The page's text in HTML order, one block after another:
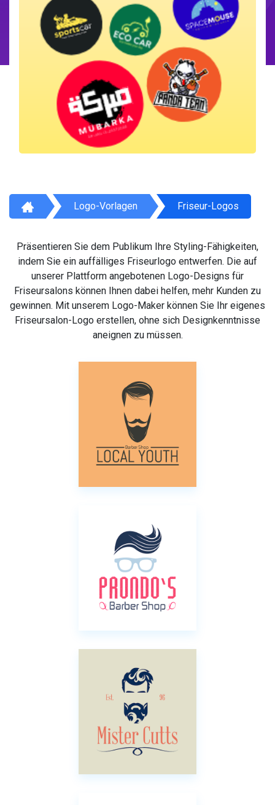
Logo-Vorlagen Friseur-Logos
Präsentieren Sie dem Publikum Ihre Styling-Fähigkeiten,
indem Sie ein auffälliges Friseurlogo entwerfen. Die auf
unserer Plattform angebotenen Logo-Designs für
Friseursalons können Ihnen dabei helfen, mehr Kunden zu
gewinnen. Mit unserem Logo-Maker können Sie Ihr eigenes
Friseursalon-Logo erstellen, ohne sich Designkenntnisse
aneignen zu müssen.